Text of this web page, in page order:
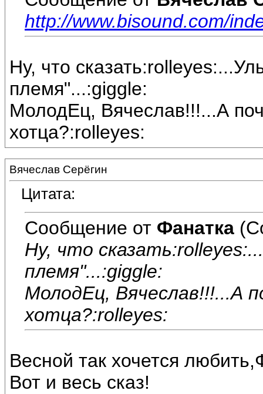
http://www.bisound.com/
Ну, что
племя"...:giggle:
МолодЕц, Вячеслав!!!...А
хотца?:rolleyes:
Вячеслав Серёгин
Цитата:
Сообщение от Фанатка
Ну, что
племя"...:giggle:
МолодЕц, Вячеслав!!!...А
хотца?:rolleyes:
Весной так хочется
Вот и весь сказ!